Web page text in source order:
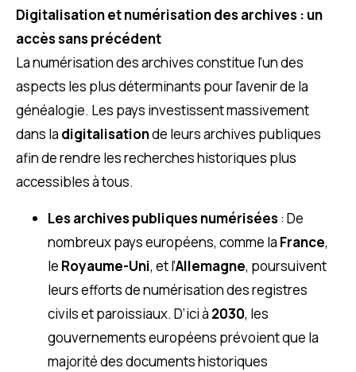
Digitalisation et numérisation des archives : un
accès sans précédent
La numérisation des archives constitue l’un des
aspects les plus déterminants pour l’avenir de la
généalogie. Les pays investissent massivement
dans la digitalisationde leurs archives publiques
afin de rendre les recherches historiques plus
accessibles à tous.
Les archives publiques numérisées: De
nombreux pays européens, comme la France,
le Royaume-Uni, et l’Allemagne, poursuivent
leurs efforts de numérisation des registres
civils et paroissiaux. D’ici à 2030, les
gouvernements européens prévoient que la
majorité des documents historiques